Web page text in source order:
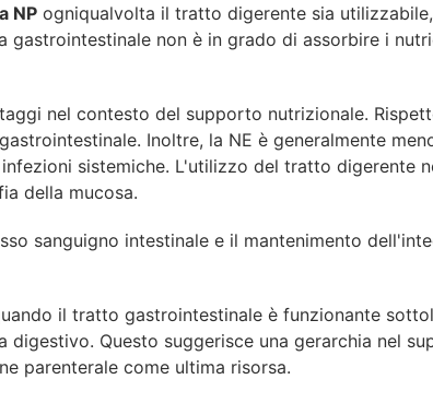
NP ogniqualvolta il tratto digerente sia
gastrointestinale non è in grado di assorbire i
nel contesto del supporto nutrizionale.
Inoltre, la NE è generalmente
sistemiche. L'utilizzo del tratto digerente
della mucosa.
sanguigno intestinale e il mantenimento
il tratto gastrointestinale è funzionante
digestivo. Questo suggerisce una gerarchia nel
parenterale come ultima risorsa.